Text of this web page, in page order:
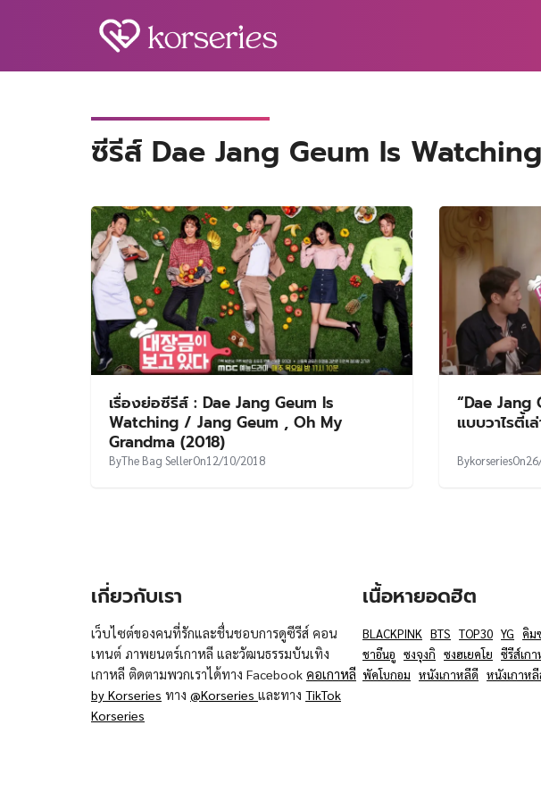
ซีรีส์ Dae Jang Geum Is Watching
เรื่องย่อซีรีส์ : Dae Jang Geum Is
Watching / Jang Geum , Oh My
Grandma (2018)
ByThe Bag SellerOn12/10/2018
“Dae Jang
แบบวาไรตี้เ
BykorseriesOn
เกี่ยวกับเรา
เว็บไซต์ของคนที่รักและชื่นชอบการดูซีรีส์ คอน
เทนต์ ภาพยนตร์เกาหลี และวัฒนธรรมบันเทิง
เกาหลี ติดตามพวกเราได้ทาง Facebook คอเกาหลี
by Korseries ทาง @Korseries และทาง TikTok
Korseries
เนื้อหายอดฮิต
BLACKPINK BTS TOP30 YG คิม
ชาอึนอู ซงจุงกิ ซงฮเยคโย ซีรีส์เก
พัคโบกอม หนังเกาหลีดี หนังเกาห